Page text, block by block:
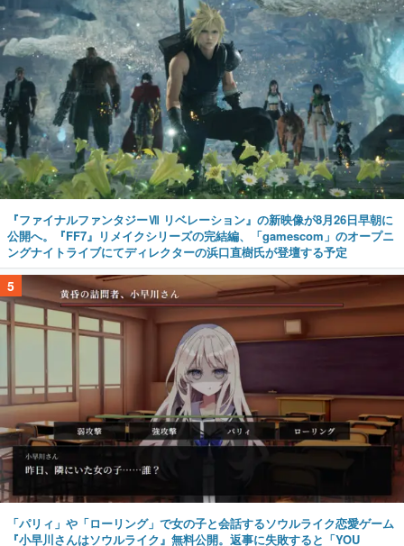
『ファイナルファンタジーⅦ リベレーション』の新映像が8月26日早朝に
公開へ。『FF7』リメイクシリーズの完結編、「gamescom」のオープニ
ングナイトライブにてディレクターの浜口直樹氏が登壇する予定
5
「パリィ」や「ローリング」で女の子と会話するソウルライク恋愛ゲーム
『小早川さんはソウルライク』無料公開。返事に失敗すると「YOU